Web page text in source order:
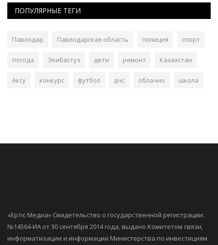
ПОПУЛЯРНЫЕ ТЕГИ
Павлодар Павлодарская область полиция спорт
погода Экибастуз дети ремонт Казахстан
Аксу конкурс футбол дчс облачно школа
«Ертiс Медиа» Свидетельство о государственной регистрации:
№14564-ИА от 30 сентября 2014 года, выдано Комитетом связи,
информатизации и информации Министерства по инвестициям